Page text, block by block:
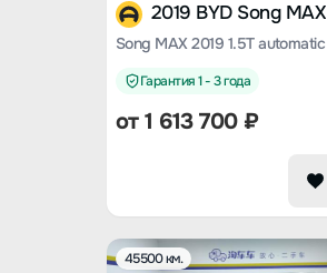
2019 BYD Song MAX
Гарантия 1 - 3 года
от1 613 700₽
45500 км.